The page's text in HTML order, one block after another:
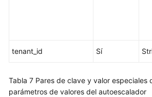
Practices
SDK
Reference
tenant_id Sí
Tabla 7 Pares de clave y valor especiales
parámetros de valores del autoescalador